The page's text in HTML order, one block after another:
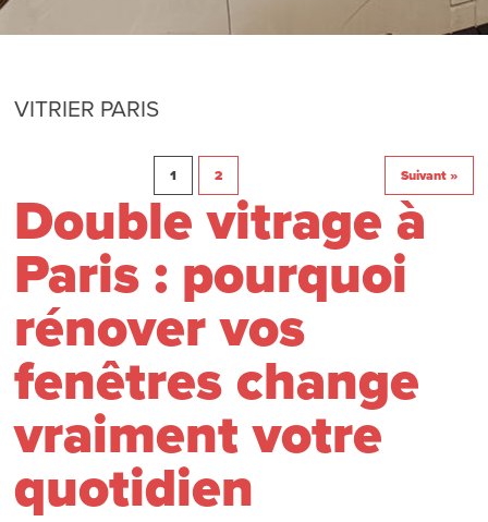
VITRIER PARIS
1 2 Suivant »
Double vitrage à
Paris : pourquoi
rénover vos
fenêtres change
vraiment votre
quotidien